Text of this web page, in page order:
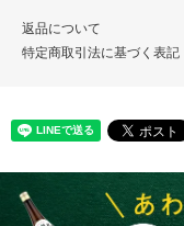
返品について
特定商取引法に基づく表記